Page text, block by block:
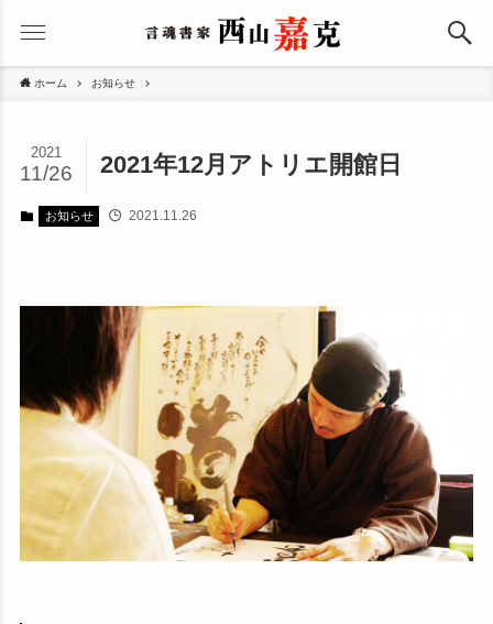
ホーム お知らせ
2021年12月アトリエ開館日
2021
11/26
お知らせ 2021.11.26